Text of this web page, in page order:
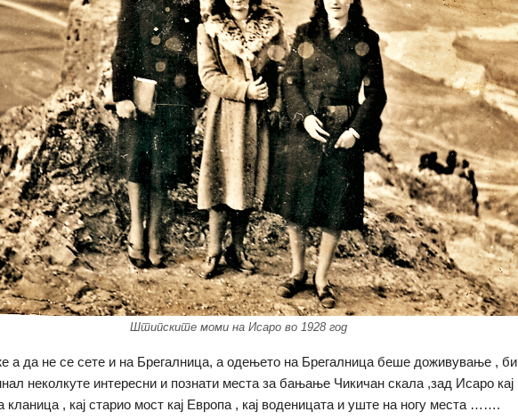
Штипските моми на Исаро во 1928 год
а да не се сете и на Брегалница, а одењето на Брегалница беше доживување , би
неколкуте интересни и познати места за бањање Чикичан скала ,зад Исаро кај
кланица , кај старио мост кај Европа , кај воденицата и уште на ногу места …….